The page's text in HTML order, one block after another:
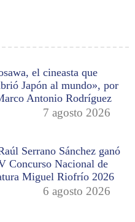
el cineasta que
Japón al mundo», por
Antonio Rodríguez
7 agosto 2026
Serrano Sánchez ganó
Concurso Nacional de
Miguel Riofrío 2026
6 agosto 2026